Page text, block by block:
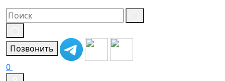
Результат
поиска:
Позвонить
0